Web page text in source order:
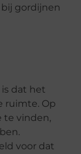
gordijnen
dat het
ruimte. Op
te vinden,
voor dat